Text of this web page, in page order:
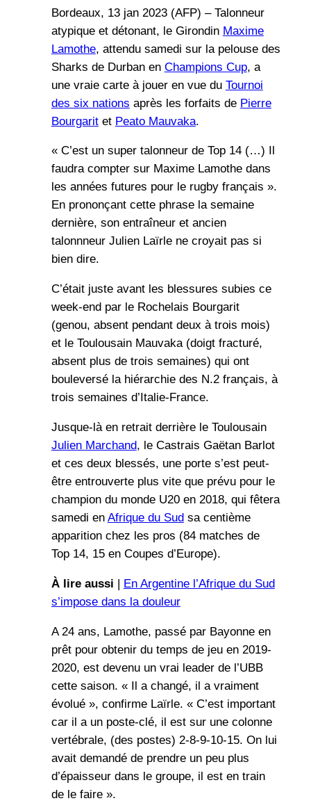
Bordeaux, 13 jan 2023 (AFP) – Talonneur
atypique et détonant, le Girondin Maxime
Lamothe, attendu samedi sur la pelouse des
Sharks de Durban en Champions Cup, a
une vraie carte à jouer en vue du Tournoi
des six nations après les forfaits de Pierre
Bourgaritet Peato Mauvaka.
« C’est un super talonneur de Top 14 (…) Il
faudra compter sur Maxime Lamothe dans
les années futures pour le rugby français ».
En prononçant cette phrase la semaine
dernière, son entraîneur et ancien
talonnneur Julien Laïrle ne croyait pas si
bien dire.
C’était juste avant les blessures subies ce
week-end par le Rochelais Bourgarit
(genou, absent pendant deux à trois mois)
et le Toulousain Mauvaka (doigt fracturé,
absent plus de trois semaines) qui ont
bouleversé la hiérarchie des N.2 français, à
trois semaines d’Italie-France.
Jusque-là en retrait derrière le Toulousain
Julien Marchand, le Castrais Gaëtan Barlot
et ces deux blessés, une porte s’est peut-
être entrouverte plus vite que prévu pour le
champion du monde U20 en 2018, qui fêtera
samedi en Afrique du Sudsa centième
apparition chez les pros (84 matches de
Top 14, 15 en Coupes d’Europe).
À lire aussi | En Argentine l’Afrique du Sud
s’impose dans la douleur
A 24 ans, Lamothe, passé par Bayonne en
prêt pour obtenir du temps de jeu en 2019-
2020, est devenu un vrai leader de l’UBB
cette saison. « Il a changé, il a vraiment
évolué », confirme Laïrle. « C’est important
car il a un poste-clé, il est sur une colonne
vertébrale, (des postes) 2-8-9-10-15. On lui
avait demandé de prendre un peu plus
d’épaisseur dans le groupe, il est en train
de le faire ».